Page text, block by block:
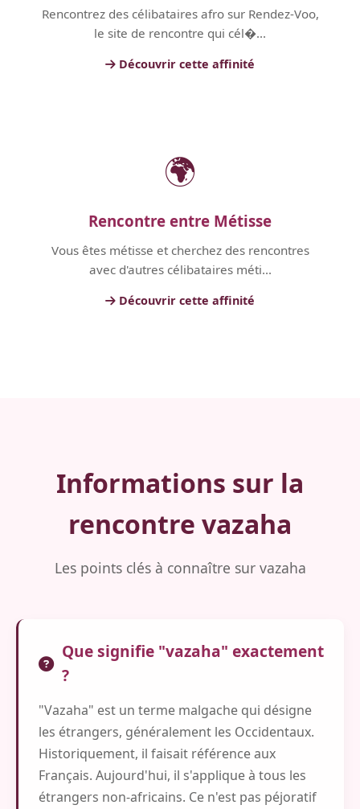
Rencontrez des célibataires afro sur Rendez-Voo,
le site de rencontre qui cél�...
Découvrir cette affinité
🌍
Rencontre entre Métisse
Vous êtes métisse et cherchez des rencontres
avec d'autres célibataires méti...
Découvrir cette affinité
Informations sur la
rencontre vazaha
Les points clés à connaître sur vazaha
Que signifie "vazaha" exactement
?
"Vazaha" est un terme malgache qui désigne
les étrangers, généralement les Occidentaux.
Historiquement, il faisait référence aux
Français. Aujourd'hui, il s'applique à tous les
étrangers non-africains. Ce n'est pas péjoratif